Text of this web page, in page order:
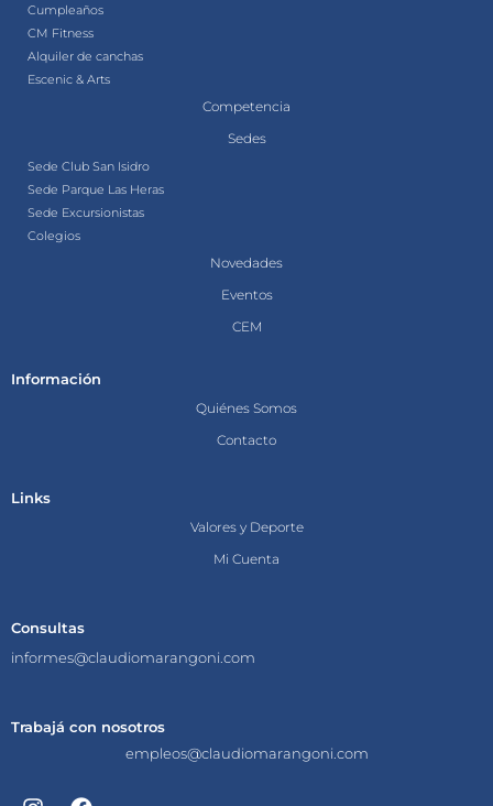
Cumpleaños
CM Fitness
Alquiler de canchas
Escenic & Arts
Competencia
Sedes
Sede Club San Isidro
Sede Parque Las Heras
Sede Excursionistas
Colegios
Novedades
Eventos
CEM
Información
Quiénes Somos
Contacto
Links
Valores y Deporte
Mi Cuenta
Consultas
informes@claudiomarangoni.com
Trabajá con nosotros
empleos@claudiomarangoni.com